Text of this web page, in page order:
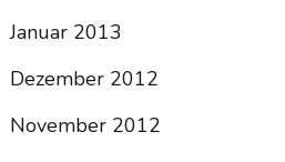
Januar 2013
Dezember 2012
November 2012